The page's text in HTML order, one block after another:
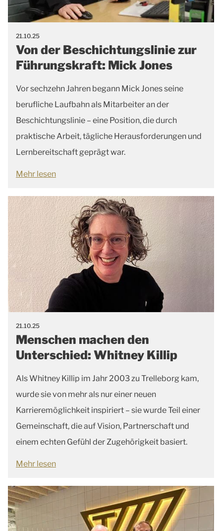
21.10.25
Von der Beschichtungslinie zur
Führungskraft: Mick Jones
Vor sechzehn Jahren begann Mick Jones seine
berufliche Laufbahn als Mitarbeiter an der
Beschichtungslinie – eine Position, die durch
praktische Arbeit, tägliche Herausforderungen und
Lernbereitschaft geprägt war.
Mehr lesen
21.10.25
Menschen machen den
Unterschied: Whitney Killip
Als Whitney Killip im Jahr 2003 zu Trelleborg kam,
wurde sie von mehr als nur einer neuen
Karrieremöglichkeit inspiriert – sie wurde Teil einer
Gemeinschaft, die auf Vision, Partnerschaft und
einem echten Gefühl der Zugehörigkeit basiert.
Mehr lesen